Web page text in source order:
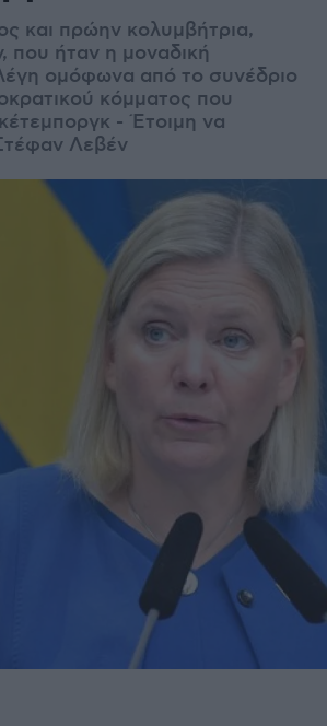
και πρώην κολυμβήτρια,
που ήταν η μοναδική
ομόφωνα από το συνέδριο
κόμματος που
- Έτοιμη να
Λεβέν